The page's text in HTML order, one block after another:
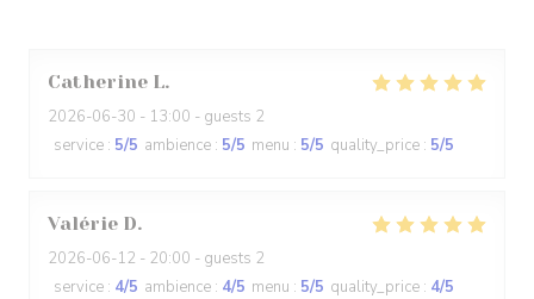
Catherine L
2026-06-30 - 13:00 - guests 2
service : 5/5 ambience : 5/5 menu : 5/5 quality_price : 5/5
Valérie D
2026-06-12 - 20:00 - guests 2
service : 4/5 ambience : 4/5 menu : 5/5 quality_price : 4/5